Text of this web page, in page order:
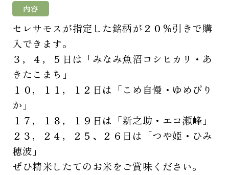
内容
セレサモスが指定した銘柄が２０％引きで購
入できます。
３，４，５日は「みなみ魚沼コシヒカリ・あ
きたこまち」
１０，１１，１２日は「こめ自慢・ゆめぴり
か」
１７，１８，１９日は「新之助・エコ瀬峰」
２３，２４，２５、２６日は「つや姫・ひみ
穂波」
ぜひ精米したてのお米をご賞味ください。